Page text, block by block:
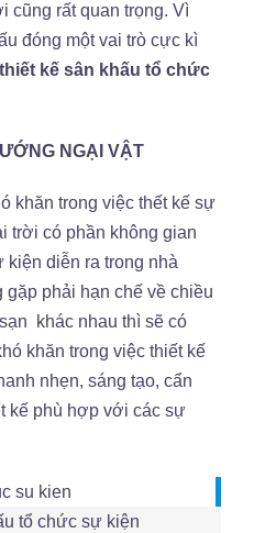
cũng rất quan trọng. Vì
đóng một vai trò cực kì
thiết kế sân khấu tổ chức
NGẠI VẬT
khăn trong việc thết kế sự
trời có phần không gian
diễn ra trong nhà
phải hạn chế về chiều
khác nhau thì sẽ có
khăn trong việc thiết kế
nhẹn, sáng tạo, cẩn
kế phù hợp với các sự
tổ chức sự kiện